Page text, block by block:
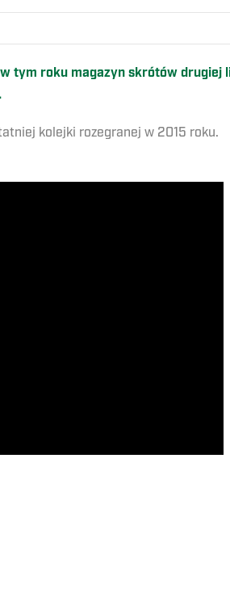
tym roku magazyn skrótów drugiej
kolejki rozegranej w 2015 roku.